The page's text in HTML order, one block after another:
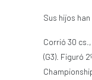
Sus hijos
Corrió 30
(G3). Figuró